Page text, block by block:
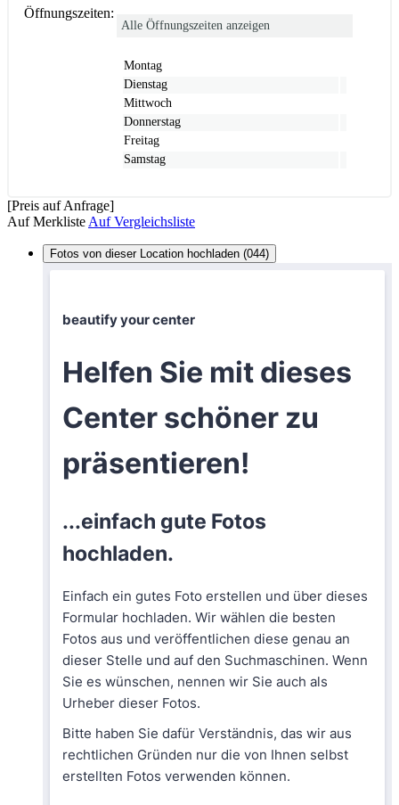
Öffnungszeiten:
Alle Öffnungszeiten anzeigen
Montag
Dienstag
Mittwoch
Donnerstag
Freitag
Samstag
[Preis auf Anfrage]
Auf Merkliste Auf Vergleichsliste
Fotos von dieser Location hochladen (044)